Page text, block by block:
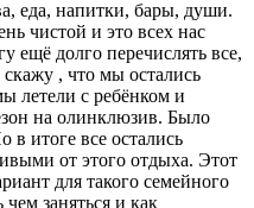
еда, напитки, бары, души.
чистой и это всех нас
ещё долго перечислять все,
скажу , что мы остались
летели с ребёнком и
на олинклюзив. Было
итоге все остались
от этого отдыха. Этот
для такого семейного
заняться и как